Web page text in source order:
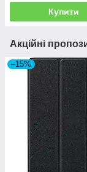
Купити
Акційні
–15%